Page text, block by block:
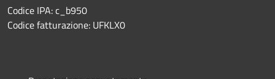
Codice IPA: c_b950
Codice fatturazione: UFKLX0